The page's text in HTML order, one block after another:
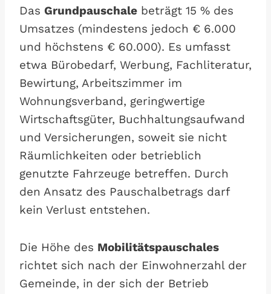
Das Grundpauschale beträgt 15 % des
Umsatzes (mindestens jedoch € 6.000
und höchstens € 60.000). Es umfasst
etwa Bürobedarf, Werbung, Fachliteratur,
Bewirtung, Arbeitszimmer im
Wohnungsverband, geringwertige
Wirtschaftsgüter, Buchhaltungsaufwand
und Versicherungen, soweit sie nicht
Räumlichkeiten oder betrieblich
genutzte Fahrzeuge betreffen. Durch
den Ansatz des Pauschalbetrags darf
kein Verlust entstehen.
Die Höhe des Mobilitätspauschales
richtet sich nach der Einwohnerzahl der
Gemeinde, in der sich der Betrieb